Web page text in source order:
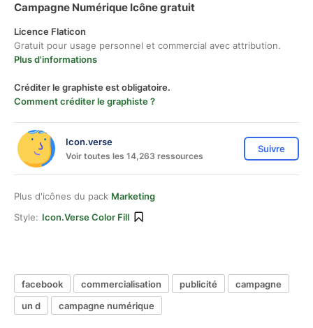
Campagne Numérique Icône gratuit
Licence Flaticon
Gratuit pour usage personnel et commercial avec attribution.
Plus d'informations
Créditer le graphiste est obligatoire.
Comment créditer le graphiste ?
Icon.verse
Voir toutes les 14,263 ressources
Suivre
Plus d'icônes du pack Marketing
Style: Icon.verse Color Fill
facebook commercialisation publicité
campagne
un d
campagne numérique